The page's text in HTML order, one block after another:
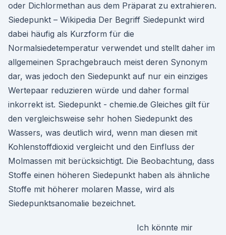
oder Dichlormethan aus dem Präparat zu extrahieren.
Siedepunkt – Wikipedia Der Begriff Siedepunkt wird
dabei häufig als Kurzform für die
Normalsiedetemperatur verwendet und stellt daher im
allgemeinen Sprachgebrauch meist deren Synonym
dar, was jedoch den Siedepunkt auf nur ein einziges
Wertepaar reduzieren würde und daher formal
inkorrekt ist. Siedepunkt - chemie.de Gleiches gilt für
den vergleichsweise sehr hohen Siedepunkt des
Wassers, was deutlich wird, wenn man diesen mit
Kohlenstoffdioxid vergleicht und den Einfluss der
Molmassen mit berücksichtigt. Die Beobachtung, dass
Stoffe einen höheren Siedepunkt haben als ähnliche
Stoffe mit höherer molaren Masse, wird als
Siedepunktsanomalie bezeichnet.
Ich könnte mir